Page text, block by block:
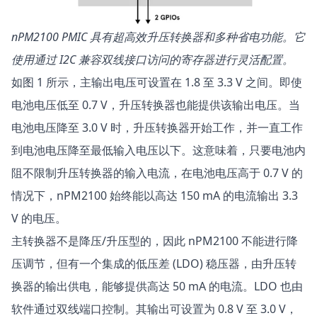
nPM2100 PMIC 具有超高效升压转换器和多种省电功能。它
使用通过 I2C 兼容双线接口访问的寄存器进行灵活配置。
如图 1 所示，主输出电压可设置在 1.8 至 3.3 V 之间。即使
电池电压低至 0.7 V，升压转换器也能提供该输出电压。当
电池电压降至 3.0 V 时，升压转换器开始工作，并一直工作
到电池电压降至最低输入电压以下。这意味着，只要电池内
阻不限制升压转换器的输入电流，在电池电压高于 0.7 V 的
情况下，nPM2100 始终能以高达 150 mA 的电流输出 3.3
V 的电压。
主转换器不是降压/升压型的，因此 nPM2100 不能进行降
压调节，但有一个集成的低压差 (LDO) 稳压器，由升压转
换器的输出供电，能够提供高达 50 mA 的电流。LDO 也由
软件通过双线端口控制。其输出可设置为 0.8 V 至 3.0 V，